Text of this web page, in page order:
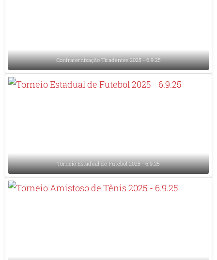
Confraternização Tiradentes 2025 - 6.9.25
Torneio Estadual de Futebol 2025 - 6.9.25